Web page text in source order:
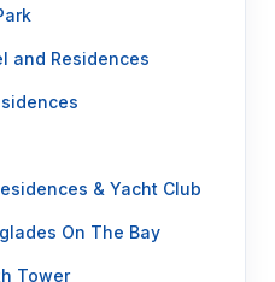
and Residences
& Yacht Club
On The Bay
Tower